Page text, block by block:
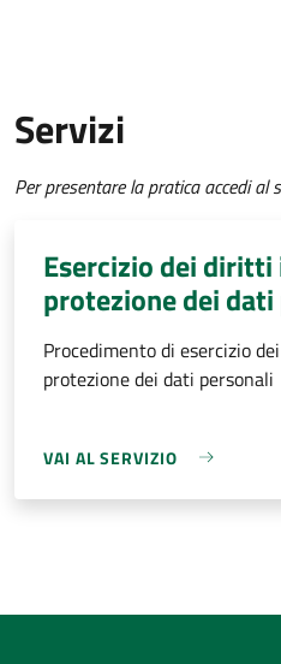
Servizi
Per presentare la pratica accedi al
Esercizio dei
protezione dei
Procedimento di esercizio
protezione dei dati personali
VAI AL SERVIZIO